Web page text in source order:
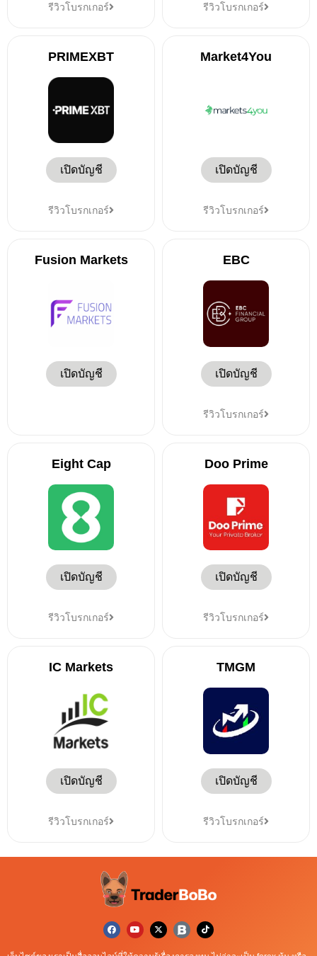
รีวิวโบรกเกอร์ รีวิวโบรกเกอร์
PRIMEXBT
เปิดบัญชี
รีวิวโบรกเกอร์
Market4You
เปิดบัญชี
รีวิวโบรกเกอร์
Fusion Markets
เปิดบัญชี
EBC
เปิดบัญชี
รีวิวโบรกเกอร์
Eight Cap
เปิดบัญชี
รีวิวโบรกเกอร์
Doo Prime
เปิดบัญชี
รีวิวโบรกเกอร์
IC Markets
เปิดบัญชี
รีวิวโบรกเกอร์
TMGM
เปิดบัญชี
รีวิวโบรกเกอร์